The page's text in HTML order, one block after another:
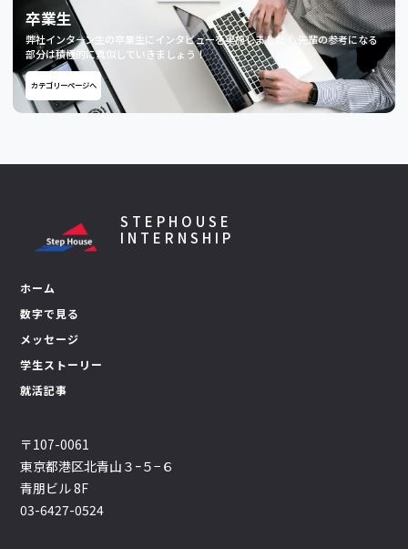
卒業生
弊社インターン生の卒業生にインタビューを実施しました！ 先輩の参考になる
部分は積極的に真似していきましょう！
カテゴリーページへ
STEPHOUSE
INTERNSHIP
ホーム
数字で見る
メッセージ
学生ストーリー
就活記事
〒107-0061
東京都港区北青山３ｰ５−６
青朋ビル 8F
03-6427-0524